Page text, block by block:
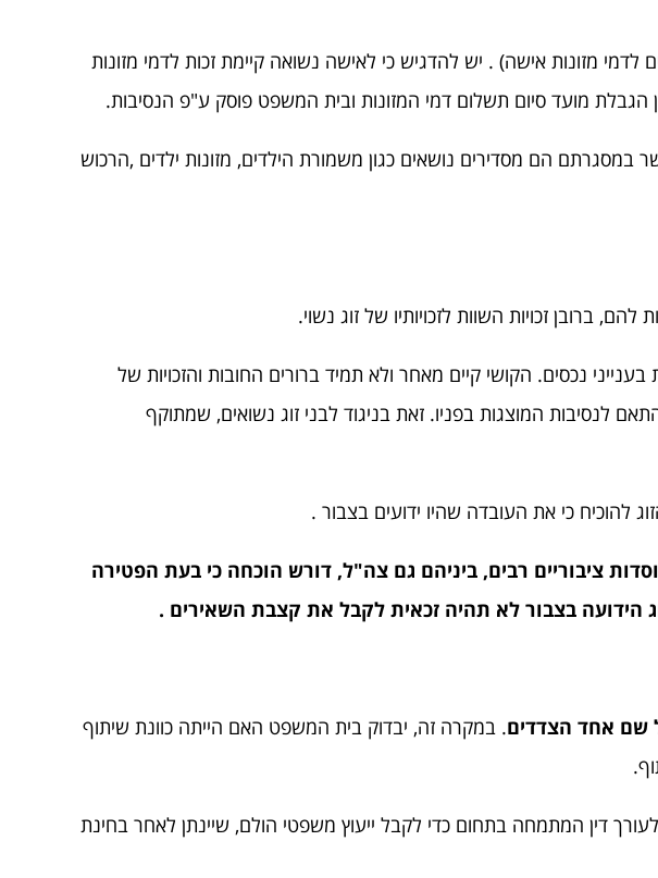
מזונות אישה) . יש להדגיש כי לאישה נשואה קיימת זכות לדמי מזונות
הגבלת מועד סיום תשלום דמי המזונות ובית המשפט פוסק ע"פ הנסיבות.
במסגרתם הם מסדירים נושאים כגון משמורת הילדים, מזונות ילדים ,הרכוש
ברובן זכויות השוות לזכויותיו של זוג נשוי.
נכסים. הקושי קיים מאחר ולא תמיד ברורים החובות והזכויות של
לנסיבות המוצגות בפניו. זאת בניגוד לבני זוג נשואים, שמתוקף
להוכיח כי את העובדה שהיו ידועים בצבור .
ציבוריים רבים, ביניהם גם צה"ל, דורש הוכחה כי בעת הפטירה
הידועה בצבור לא תהיה זכאית לקבל את קצבת השאירים .
שם אחד הצדדים. במקרה זה, יבדוק בית המשפט האם הייתה כוונת שיתוף
דין המתמחה בתחום כדי לקבל ייעוץ משפטי הולם, שיינתן לאחר בחינת